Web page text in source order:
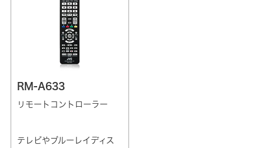
RM-A633
リモートコントローラー
テレビやブルーレイディス